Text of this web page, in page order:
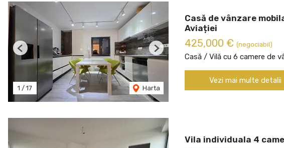
1 / 17 Harta
Previous Next
Casă de vânzare
Aviației
425,000 € (negociabil)
Casă / Vilă cu 6 camere de
Vezi mai multe detalii
Vila individuala 4